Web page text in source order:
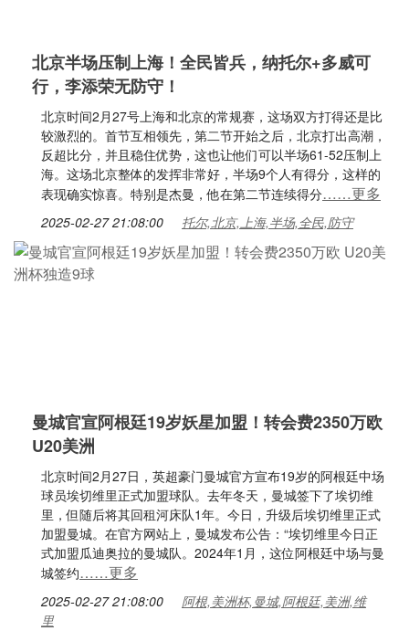
北京半场压制上海！全民皆兵，纳托尔+多威可
行，李添荣无防守！
北京时间2月27号上海和北京的常规赛，这场双方打得还是比
较激烈的。首节互相领先，第二节开始之后，北京打出高潮，
反超比分，并且稳住优势，这也让他们可以半场61-52压制上
海。这场北京整体的发挥非常好，半场9个人有得分，这样的
表现确实惊喜。特别是杰曼，他在第二节连续得分……更多
2025-02-27 21:08:00 托尔,北京,上海,半场,全民,防守
曼城官宣阿根廷19岁妖星加盟！转会费2350万欧
U20美洲
北京时间2月27日，英超豪门曼城官方宣布19岁的阿根廷中场
球员埃切维里正式加盟球队。去年冬天，曼城签下了埃切维
里，但随后将其回租河床队1年。今日，升级后埃切维里正式
加盟曼城。在官方网站上，曼城发布公告：“埃切维里今日正
式加盟瓜迪奥拉的曼城队。2024年1月，这位阿根廷中场与曼
城签约……更多
2025-02-27 21:08:00
阿根,美洲杯,曼城,阿根廷,美洲,维
里